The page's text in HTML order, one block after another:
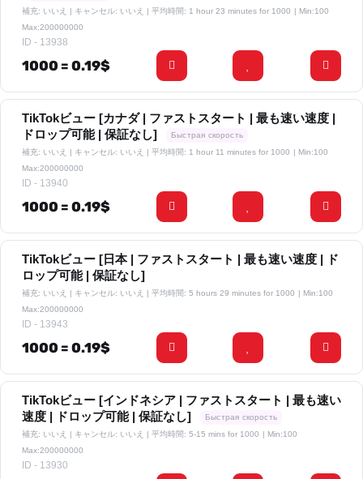
補充: いいえ | キャンセル: いいえ | 平均時間: 1 hour 23 minutes for 1000 | Min:100
Max:200000000
ID - 13938
1000 = 0.19$
TikTokビュー [カナダ | ファストスタート | 最も速い速度 |
ドロップ可能 | 保証なし]
Быстрая скорость
補充: いいえ | キャンセル: いいえ | 平均時間: 1 hour 11 minutes for 1000 | Min:100
Max:200000000
ID - 13940
1000 = 0.19$
TikTokビュー [日本 | ファストスタート | 最も速い速度 | ド
ロップ可能 | 保証なし]
補充: いいえ | キャンセル: いいえ | 平均時間: 5 hours 29 minutes for 1000 | Min:100
Max:200000000
ID - 13943
1000 = 0.19$
TikTokビュー [インドネシア | ファストスタート | 最も速い
速度 | ドロップ可能 | 保証なし]
Быстрая скорость
補充: いいえ | キャンセル: いいえ | 平均時間: 5-15 mins for 1000 | Min:100
Max:200000000
ID - 13930